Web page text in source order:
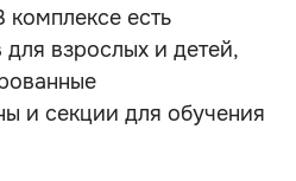
комплексе есть
для взрослых и детей,
и секции для обучения